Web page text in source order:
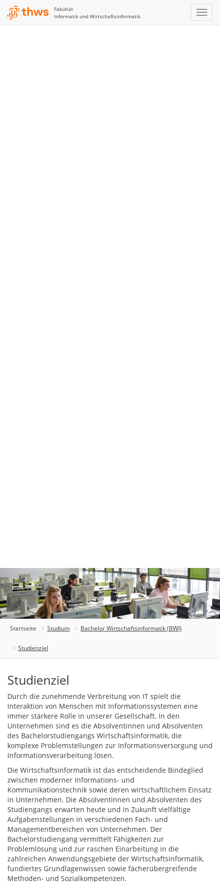
Fakultät
Informatik und Wirtschaftsinformatik
Startseite Studium Bachelor Wirtschaftsinformatik (BWI)
Studienziel
Studienziel
Durch die zunehmende Verbreitung von IT spielt die
Interaktion von Menschen mit Informationssystemen eine
immer stärkere Rolle in unserer Gesellschaft. In den
Unternehmen sind es die Absolventinnen und Absolventen
des Bachelorstudiengangs Wirtschaftsinformatik, die
komplexe Problemstellungen zur Informationsversorgung und
Informationsverarbeitung lösen.
Die Wirtschaftsinformatik ist das entscheidende Bindeglied
zwischen moderner Informations- und
Kommunikationstechnik sowie deren wirtschaftlichem Einsatz
in Unternehmen. Die Absolventinnen und Absolventen des
Studiengangs erwarten heute und in Zukunft vielfältige
Aufgabenstellungen in verschiedenen Fach- und
Managementbereichen von Unternehmen. Der
Bachelorstudiengang vermittelt Fähigkeiten zur
Problemlösung und zur raschen Einarbeitung in die
zahlreichen Anwendungsgebiete der Wirtschaftsinformatik,
fundiertes Grundlagenwissen sowie fächerübergreifende
Methoden- und Sozialkompetenzen.